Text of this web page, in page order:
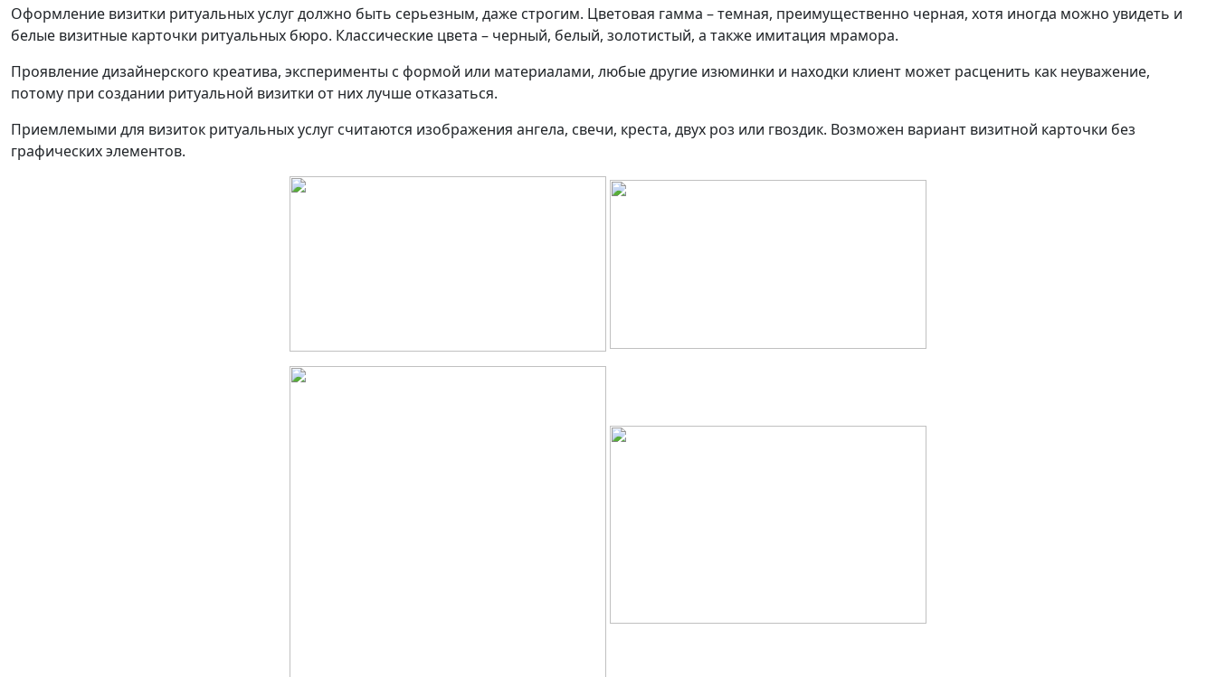
Оформление визитки ритуальных услуг должно быть серьезным, даже строгим. Цветовая гамма – темная, преимущественно черная, хотя иногда можно увидеть и
белые визитные карточки ритуальных бюро. Классические цвета – черный, белый, золотистый, а также имитация мрамора.
Проявление дизайнерского креатива, эксперименты с формой или материалами, любые другие изюминки и находки клиент может расценить как неуважение,
потому при создании ритуальной визитки от них лучше отказаться.
Приемлемыми для визиток ритуальных услуг считаются изображения ангела, свечи, креста, двух роз или гвоздик. Возможен вариант визитной карточки без
графических элементов.